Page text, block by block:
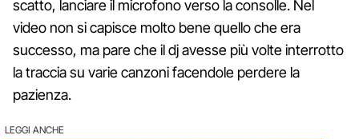
scatto, lanciare il microfono verso la consolle. Nel
video non si capisce molto bene quello che era
successo, ma pare che il dj avesse più volte interrotto
la traccia su varie canzoni facendole perdere la
pazienza.
LEGGI ANCHE